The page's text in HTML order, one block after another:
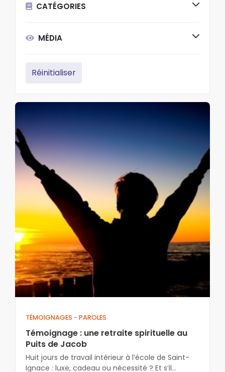
CATÉGORIES
MÉDIA
Réinitialiser
TÉMOIGNAGES - PAROLES
Témoignage : une retraite spirituelle au
Puits de Jacob
Huit jours de travail intérieur à l’école de Saint-
Ignace : luxe, cadeau ou nécessité ? Et s’il